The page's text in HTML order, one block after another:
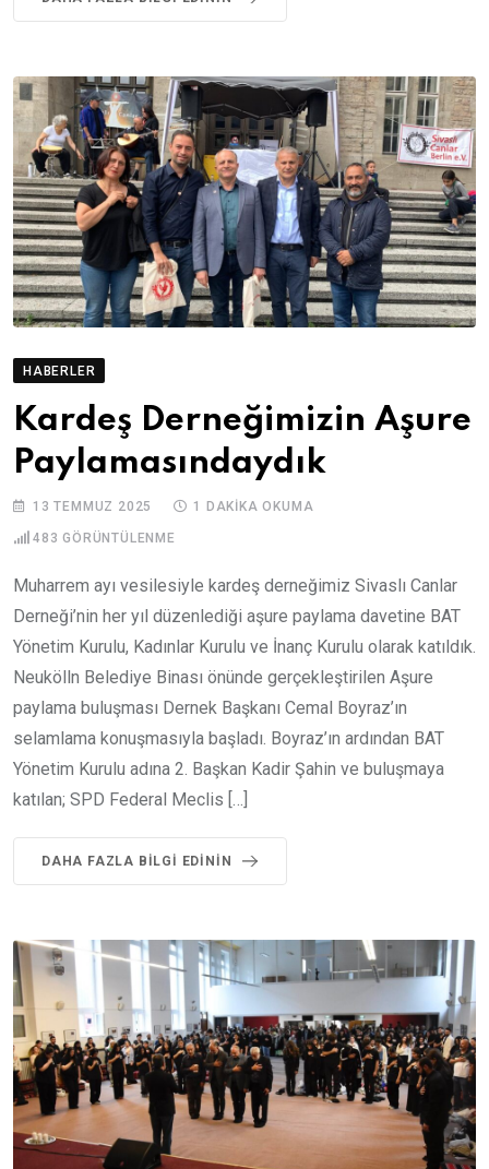
HABERLER
Kardeş Derneğimizin Aşure
Paylamasındaydık
13 TEMMUZ 2025 1 DAKIKA OKUMA
483 GÖRÜNTÜLENME
Muharrem ayı vesilesiyle kardeş derneğimiz Sivaslı Canlar
Derneği’nin her yıl düzenlediği aşure paylama davetine BAT
Yönetim Kurulu, Kadınlar Kurulu ve İnanç Kurulu olarak katıldık.
Neukölln Belediye Binası önünde gerçekleştirilen Aşure
paylama buluşması Dernek Başkanı Cemal Boyraz’ın
selamlama konuşmasıyla başladı. Boyraz’ın ardından BAT
Yönetim Kurulu adına 2. Başkan Kadir Şahin ve buluşmaya
katılan; SPD Federal Meclis […]
DAHA FAZLA BILGI EDININ